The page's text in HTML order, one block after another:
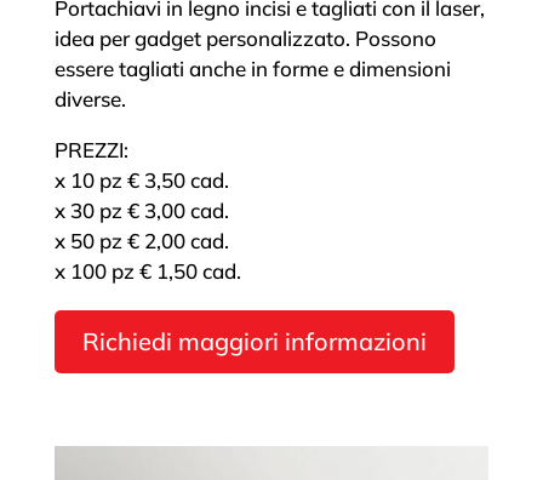
Portachiavi in legno incisi e tagliati con il laser,
idea per gadget personalizzato. Possono
essere tagliati anche in forme e dimensioni
diverse.
PREZZI:
x 10 pz € 3,50 cad.
x 30 pz € 3,00 cad.
x 50 pz € 2,00 cad.
x 100 pz € 1,50 cad.
Richiedi maggiori informazioni